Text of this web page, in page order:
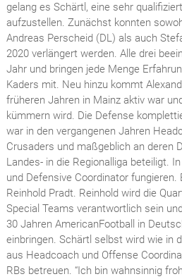
gelang es Schärtl, eine sehr
aufzustellen. Zunächst konnten
Andreas Perscheid (DL) als auch
2020 verlängert werden. Alle drei
Jahr und bringen jede Menge
Kaders mit. Neu hinzu kommt
früheren Jahren in Mainz aktiv war
kümmern wird. Die Defense
war in den vergangenen Jahren
Crusaders und maßgeblich an deren
Landes- in die Regionalliga beteiligt.
und Defensive Coordinator
Reinhold Pradt. Reinhold wird die
Special Teams verantwortlich sein
30 Jahren AmericanFootball in
einbringen. Schärtl selbst wird wie in
aus Headcoach und Offense
RBs betreuen. “Ich bin wahnsinnig